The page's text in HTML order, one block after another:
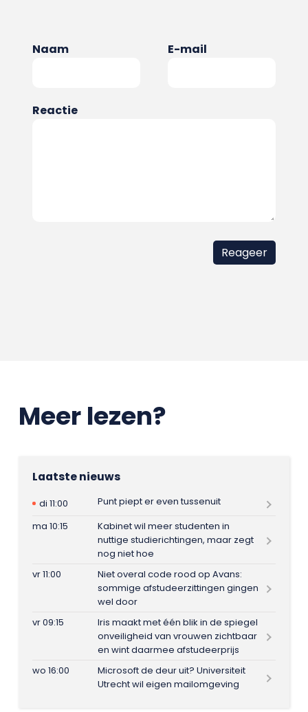
Naam E-mail
Reactie
Meer lezen?
Laatste nieuws
di 11:00
Punt piept er even tussenuit
ma 10:15
Kabinet wil meer studenten in
nuttige studierichtingen, maar zegt
nog niet hoe
vr 11:00
Niet overal code rood op Avans:
sommige afstudeerzittingen gingen
wel door
vr 09:15
Iris maakt met één blik in de spiegel
onveiligheid van vrouwen zichtbaar
en wint daarmee afstudeerprijs
wo 16:00
Microsoft de deur uit? Universiteit
Utrecht wil eigen mailomgeving